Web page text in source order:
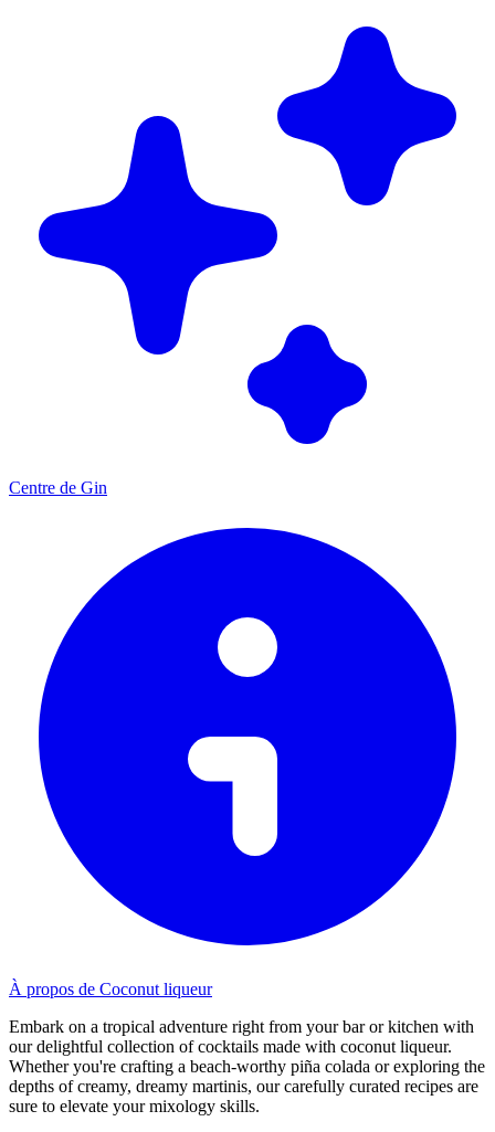
Centre de Gin
À propos de Coconut liqueur
Embark on a tropical adventure right from your bar or kitchen with
our delightful collection of cocktails made with coconut liqueur.
Whether you're crafting a beach-worthy piña colada or exploring the
depths of creamy, dreamy martinis, our carefully curated recipes are
sure to elevate your mixology skills.